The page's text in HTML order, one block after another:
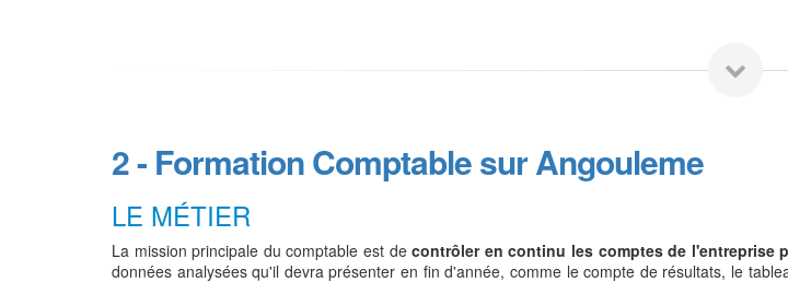
2 - Formation Comptable sur Angouleme
LE MÉTIER
La mission principale du comptable est decontrôler en continu les comptes de l'entreprise
données analysées qu'il devra présenter en fin d'année, comme le compte de résultats, le